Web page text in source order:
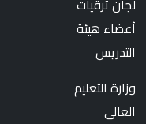
لجان ترقيات
أعضاء هيئة
التدريس
وزارة التعليم
العالى